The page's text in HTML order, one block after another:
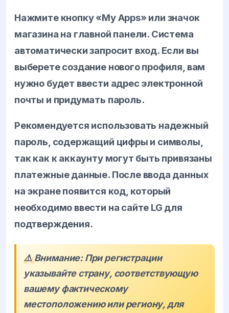
Нажмите кнопку «My Apps» или значок
магазина на главной панели. Система
автоматически запросит вход. Если вы
выберете создание нового профиля, вам
нужно будет ввести адрес электронной
почты и придумать пароль.
Рекомендуется использовать надежный
пароль, содержащий цифры и символы,
так как к аккаунту могут быть привязаны
платежные данные. После ввода данных
на экране появится код, который
необходимо ввести на сайте LG для
подтверждения.
⚠️ Внимание: При регистрации
указывайте страну, соответствующую
вашему фактическому
местоположению или региону, для